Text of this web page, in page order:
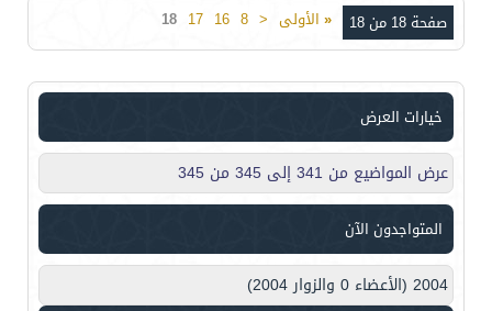
صفحة 18 من 18 « الأولى <
8
16
17
18
خيارات العرض
عرض المواضيع من 341 إلى 345 من 345
المتواجدون الآن
2004 (الأعضاء 0 والزوار 2004)